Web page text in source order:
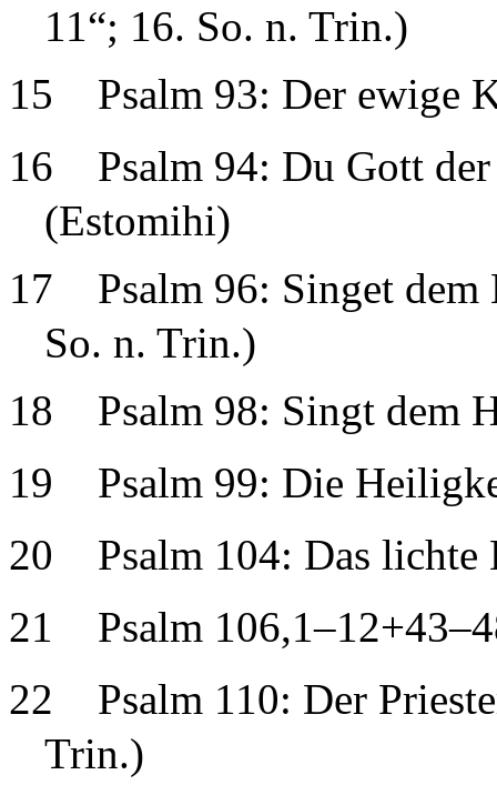
11“; 16. So. n. Trin.)
15
Psalm 93: Der ewige
16
Psalm 94: Du Gott
(Estomihi)
17
Psalm 96: Singet
So. n. Trin.)
18
Psalm 98: Singt dem
19
Psalm 99: Die
20
Psalm 104: Das
21
Psalm
22
Psalm 110: Der
Trin.)